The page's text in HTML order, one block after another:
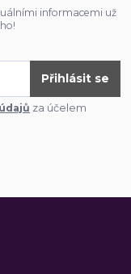
informacemi už
Přihlásit se
za účelem